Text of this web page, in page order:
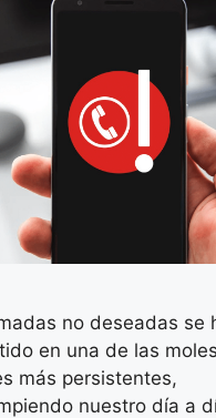
no deseadas se
en una de las
más persistentes,
nuestro día a